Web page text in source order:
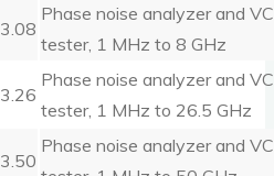
Phase noise analyzer and
tester, 1 MHz to 8 GHz
Phase noise analyzer and
tester, 1 MHz to 26.5 GHz
Phase noise analyzer and